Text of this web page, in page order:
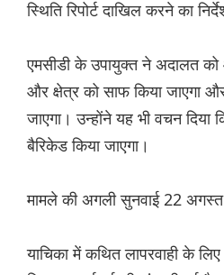
स्थिति रिपोर्ट दाखिल करने का
एमसीडी के उपायुक्त ने अदालत को
और क्षेत्र को साफ किया जाएगा
जाएगा। उन्होंने यह भी वचन
बैरिकेड किया जाएगा।
मामले की अगली सुनवाई 22 अगस्त
याचिका में कथित लापरवाही के